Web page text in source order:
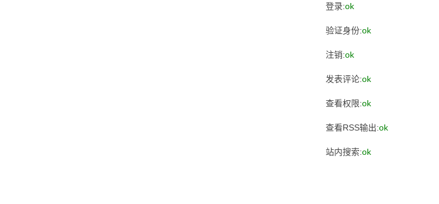
登录:ok
验证身份:ok
注销:ok
发表评论:ok
查看权限:ok
查看RSS输出:ok
站内搜索:ok